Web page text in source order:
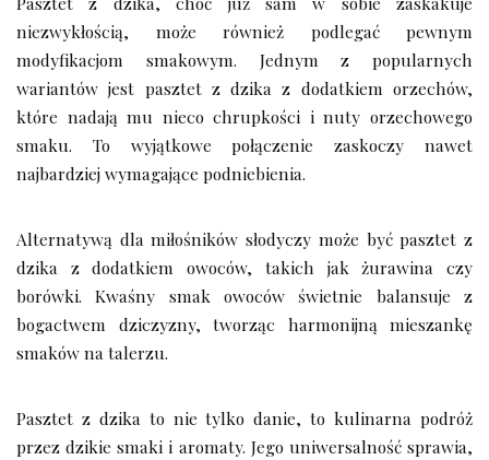
niezwykłością, może również podlegać pewnym
modyfikacjom smakowym. Jednym z popularnych
wariantów jest pasztet z dzika z dodatkiem orzechów,
które nadają mu nieco chrupkości i nuty orzechowego
smaku. To wyjątkowe połączenie zaskoczy nawet
najbardziej wymagające podniebienia.
Alternatywą dla miłośników słodyczy może być pasztet z
dzika z dodatkiem owoców, takich jak żurawina czy
borówki. Kwaśny smak owoców świetnie balansuje z
bogactwem dziczyzny, tworząc harmonijną mieszankę
smaków na talerzu.
Pasztet z dzika to nie tylko danie, to kulinarna podróż
przez dzikie smaki i aromaty. Jego uniwersalność sprawia,